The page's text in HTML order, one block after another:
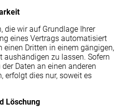
die wir auf Grundlage Ihrer
eines Vertrags automatisiert
einen Dritten in einem gängigen,
aushändigen zu lassen. Sofern
Daten an einen anderen
erfolgt dies nur, soweit es
Löschung